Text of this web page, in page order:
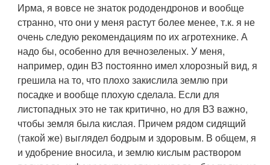
Ирма, я вовсе не знаток рододендронов и вообще
странно, что они у меня растут более менее, т.к. я не
очень следую рекомендациям по их агротехнике. А
надо бы, особенно для вечнозеленых. У меня,
например, один ВЗ постоянно имел хлорозный вид, я
грешила на то, что плохо закислила землю при
посадке и вообще плохую сделала. Если для
листопадных это не так критично, но для ВЗ важно,
чтобы земля была кислая. Причем рядом сидящий
(такой же) выглядел бодрым и здоровым. В общем, я
и удобрение вносила, и землю кислым раствором